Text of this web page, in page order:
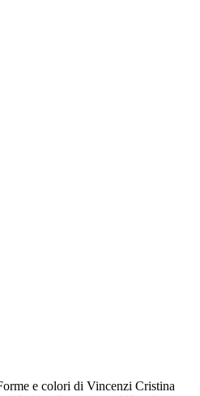
e colori di Vincenzi Cristina